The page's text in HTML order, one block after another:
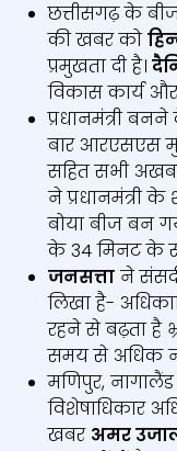
छत्तीसगढ़ के
की खबर को
प्रमुखता दी है।
विकास कार्य और
प्रधानमंत्री बनने
बार आरएसएस
सहित सभी
ने प्रधानमंत्री
बोया बीज बन
के 34 मिनट के
जनसत्ताने
लिखा है-
रहने से बढ़ता है
समय से अधिक न
मणिपुर,
विशेषाधिकार
खबर अमर